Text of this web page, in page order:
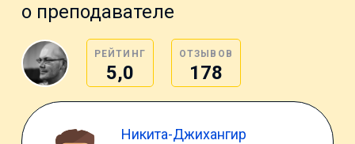
о преподавателе
РЕЙТИНГ
5,0
ОТЗЫВОВ
178
Никита-Джихангир